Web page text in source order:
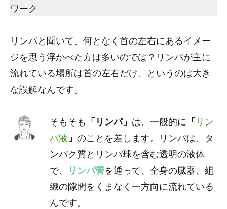
ワーク
リンパと聞いて、何となく首の左右にあるイメー
ジを思う浮かべた方は多いのでは？リンパが主に
流れている場所は首の左右だけ、というのは大き
な誤解なんです。
そもそも 「リンパ」 は、一般的に 「 リン
パ液 」のことを差します。リンパは、タ
ンパク質とリンパ球を含む透明の液体
で、
リンパ管を通って、全身の臓器、組
織の隙間をくまなく一方向に流れている
んです。